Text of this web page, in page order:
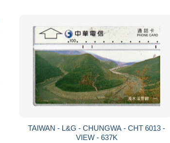
TAIWAN - L&G - CHUNGWA - CHT 6013 -
VIEW - 637K